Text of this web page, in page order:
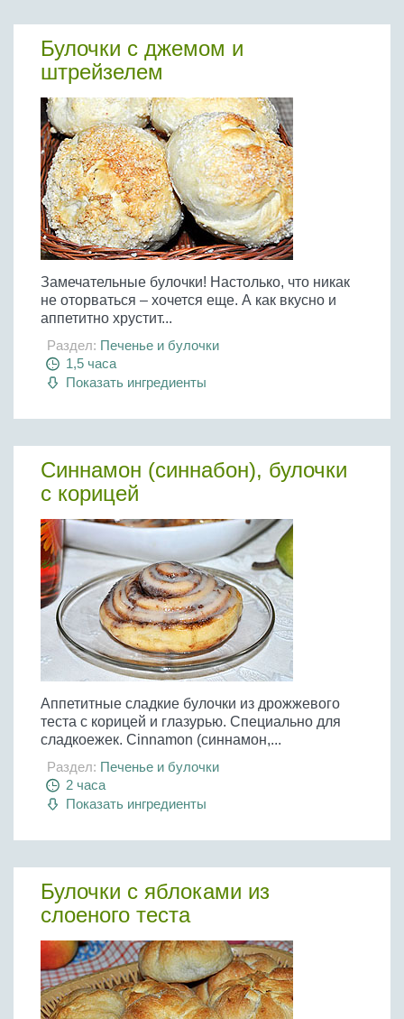
Булочки с джемом и
штрейзелем
Замечательные булочки! Настолько, что никак
не оторваться – хочется еще. А как вкусно и
аппетитно хрустит...
Раздел: Печенье и булочки
1,5 часа
Показать ингредиенты
Синнамон (синнабон), булочки
с корицей
Аппетитные сладкие булочки из дрожжевого
теста с корицей и глазурью. Специально для
сладкоежек. Cinnamon (синнамон,...
Раздел: Печенье и булочки
2 часа
Показать ингредиенты
Булочки с яблоками из
слоеного теста